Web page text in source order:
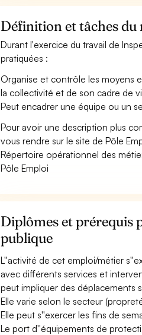
Définition et tâches
Durant l'exercice du travail de
pratiquées :
Organise et contrôle les moyens
la collectivité et de son cadre de
Peut encadrer une équipe ou un
Pour avoir une description plus
vous rendre sur le site de Pôle
Répertoire opérationnel des
Pôle Emploi
Diplômes et prérequis
publique
L''activité de cet emploi/métier
avec différents services et
peut impliquer des déplacements
Elle varie selon le secteur
Elle peut s''exercer les fins de
Le port d''équipements de